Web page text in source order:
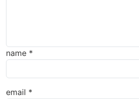
name *
email *